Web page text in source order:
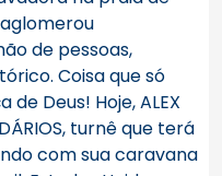
de pessoas,
Coisa que só
Deus! Hoje, ALEX
turnê que terá
com sua caravana